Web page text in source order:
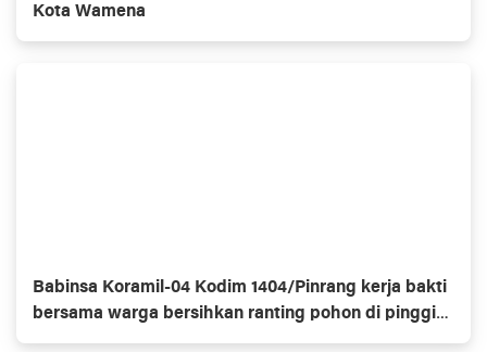
Kota Wamena
Babinsa Koramil-04 Kodim 1404/Pinrang kerja bakti
bersama warga bersihkan ranting pohon di pinggir
jalan